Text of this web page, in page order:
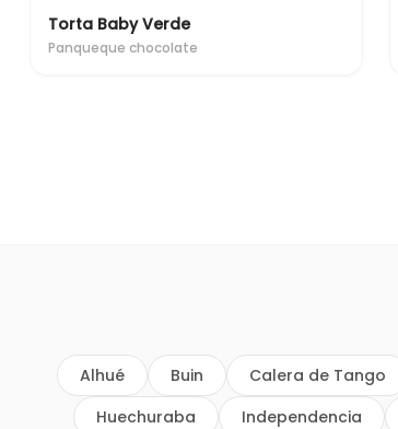
Torta Baby Verde
Panqueque chocolate
Alhué Buin Calera de Tango
Huechuraba
Independencia